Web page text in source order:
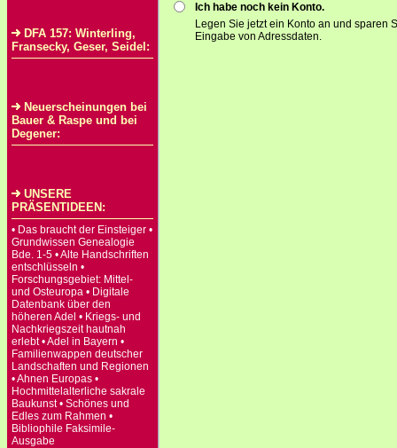
DFA 157: Winterling,
Fransecky, Geser, Seidel:
Neuerscheinungen bei
Bauer & Raspe und bei
Degener:
UNSERE
PRÄSENTIDEEN:
• Das braucht der Einsteiger •
Grundwissen Genealogie
Bde. 1-5 • Alte Handschriften
entschlüsseln •
Forschungsgebiet: Mittel-
und Osteuropa • Digitale
Datenbank über den
höheren Adel • Kriegs- und
Nachkriegszeit hautnah
erlebt • Adel in Bayern •
Familienwappen deutscher
Landschaften und Regionen
• Ahnen Europas •
Hochmittelalterliche sakrale
Baukunst • Schönes und
Edles zum Rahmen •
Bibliophile Faksimile-
Ausgabe
Ich habe noch kein Konto.
Legen Sie jetzt ein Konto an und sparen
Eingabe von Adressdaten.